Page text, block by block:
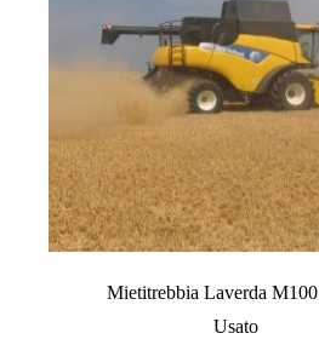
Mietitrebbia Laverda M100
Usato